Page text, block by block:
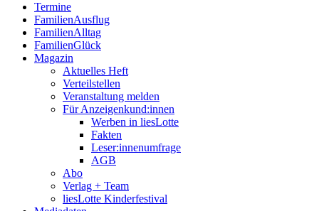
Termine
FamilienAusflug
FamilienAlltag
FamilienGlück
Magazin
Aktuelles Heft
Verteilstellen
Veranstaltung melden
Für Anzeigenkund:innen
Werben in liesLotte
Fakten
Leser:innenumfrage
AGB
Abo
Verlag + Team
liesLotte Kinderfestival